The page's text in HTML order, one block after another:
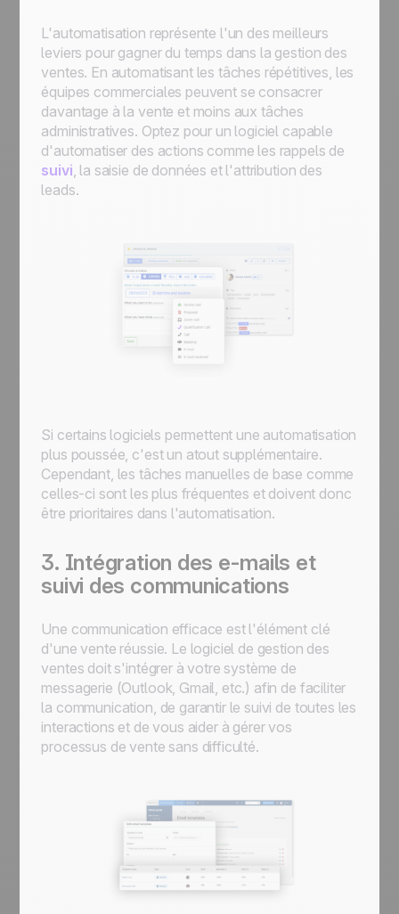
L'automatisation représente l'un des meilleurs
leviers pour gagner du temps dans la gestion des
ventes. En automatisant les tâches répétitives, les
équipes commerciales peuvent se consacrer
davantage à la vente et moins aux tâches
administratives. Optez pour un logiciel capable
d'automatiser des actions comme les rappels de
suivi, la saisie de données et l'attribution des
leads.
Si certains logiciels permettent une automatisation
plus poussée, c'est un atout supplémentaire.
Cependant, les tâches manuelles de base comme
celles-ci sont les plus fréquentes et doivent donc
être prioritaires dans l'automatisation.
3. Intégration des e-mails et
suivi des communications
Une communication efficace est l'élément clé
d'une vente réussie. Le logiciel de gestion des
ventes doit s'intégrer à votre système de
messagerie (Outlook, Gmail, etc.) afin de faciliter
la communication, de garantir le suivi de toutes les
interactions et de vous aider à gérer vos
processus de vente sans difficulté.